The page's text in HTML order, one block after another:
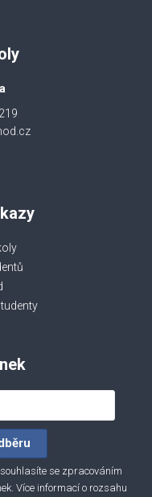
se zpracováním
Více informací o rozsahu